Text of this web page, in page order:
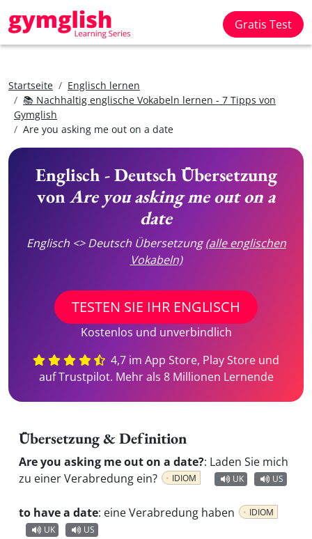
Gratis Test
Startseite
Englisch lernen
📚 Nachhaltig englische Vokabeln lernen - 7 Tipps von
Gymglish
Are you asking me out on a date
Englisch - Deutsch Übersetzung
vonAre you asking me out on a
date
Englisch <> Deutsch Übersetzung(alle englischen
Vokabeln)
TESTEN SIE IHR ENGLISCH
Kostenlos und unverbindlich
4,7 im App Store, Play Store und
auf Trustpilot. Mehr als 8 Millionen Lernende
Übersetzung & Definition
Are you asking me out on a date?: Laden Sie mich
zu einer Verabredung ein?
IDIOM UK US
to have a date: eine Verabredung haben
IDIOM
UK
US